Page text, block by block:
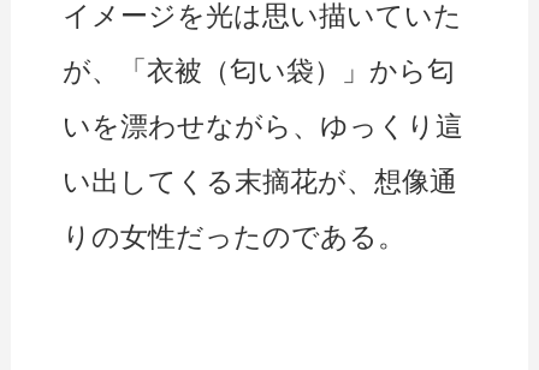
イメージを光は思い描いていた
が、「衣被（匂い袋）」から匂
いを漂わせながら、ゆっくり這
い出してくる末摘花が、想像通
りの女性だったのである。